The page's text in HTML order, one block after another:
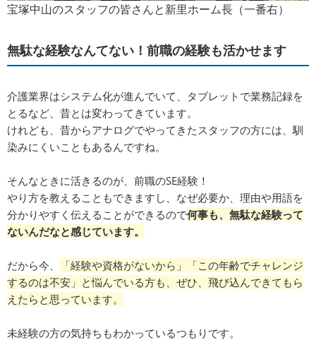
宝塚中山のスタッフの皆さんと新里ホーム長（一番右）
無駄な経験なんてない！前職の経験も活かせます
介護業界はシステム化が進んでいて、タブレットで業務記録を
とるなど、昔とは変わってきています。
けれども、昔からアナログでやってきたスタッフの方には、馴
染みにくいこともあるんですね。
そんなときに活きるのが、前職のSE経験！
やり方を教えることもできますし、なぜ必要か、理由や用語を
分かりやすく伝えることができるので何事も、無駄な経験って
ないんだなと感じています。
だから今、
「経験や資格がないから」「この年齢でチャレンジ
するのは不安」と悩んでいる方も、ぜひ、飛び込んできてもら
えたらと思っています。
未経験の方の気持ちもわかっているつもりです。